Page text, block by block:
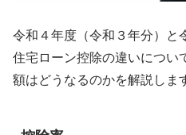
令和４年度（令和３年分）と
住宅ローン控除の違いについ
額はどうなるのかを解説しま